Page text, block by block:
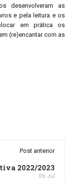
desenvolveram as
e pela leitura e os
em prática os
(re)encantar com as
Post anterior
2022/2023
06 Jul